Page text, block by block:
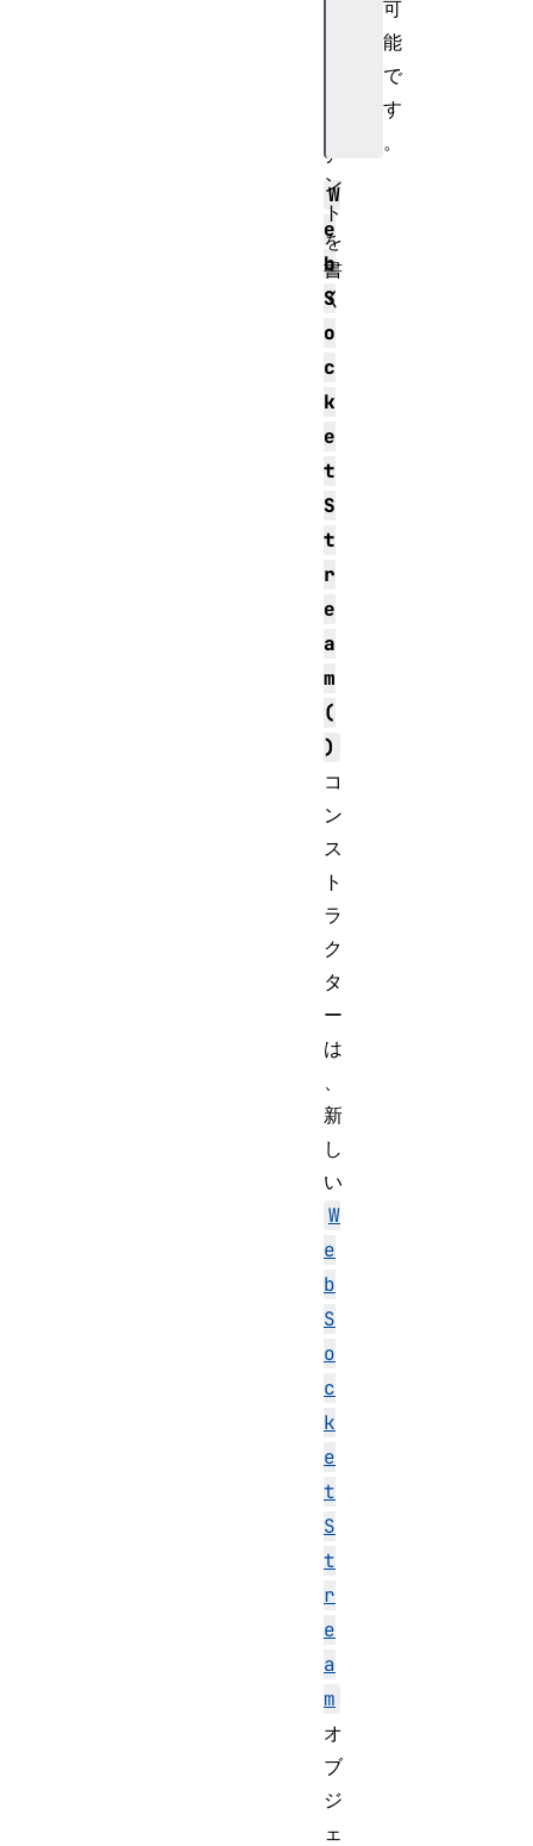
可
能
で
す
。
W
e
b
S
o
c
k
e
t
S
t
r
e
a
m
(
)
コ
ン
ス
ト
ラ
ク
タ
ー
は
新
し
い
W
e
b
S
o
c
k
e
t
S
t
r
e
a
m
オ
ブ
ジ
ェ
ア
ン
ト
を
書
く